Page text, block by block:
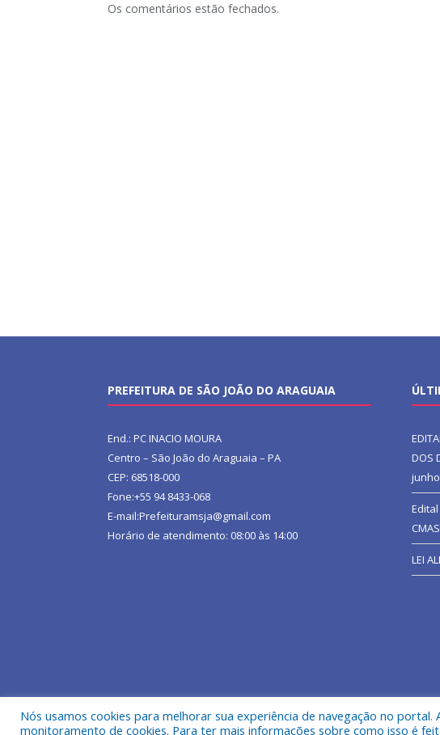
Os comentários estão fechados.
PREFEITURA DE SÃO JOÃO DO ARAGUAIA
End.: PC INACIO MOURA
Centro – São João do Araguaia – PA
CEP: 68518-000
Fone:+55 94 8433-068
E-mail:Prefeituramsja@gmail.com
Horário de atendimento: 08:00 às 14:00
DOS
CMAS
LEI
Todos os direitos reservados a Prefeitura Municipal de São João
Nós usamos cookies para melhorar sua experiência de navegação no
monitoramento de cookies. Para ter mais informações sobre como isso é